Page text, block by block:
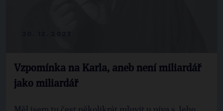
Vzpomínka na Karla, aneb není miliardář
jako miliardář